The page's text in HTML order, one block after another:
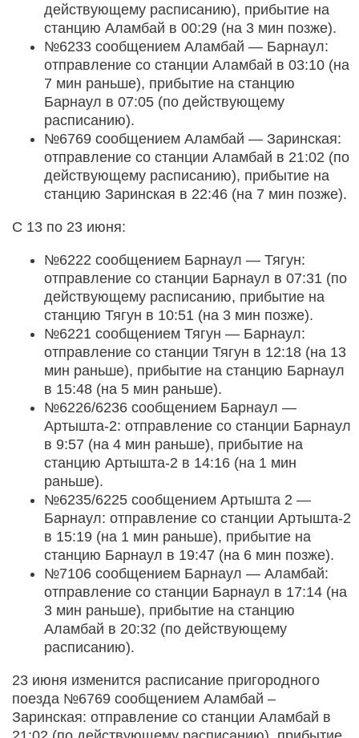
действующему расписанию), прибытие на
станцию Аламбай в 00:29 (на 3 мин позже).
№6233 сообщением Аламбай — Барнаул:
отправление со станции Аламбай в 03:10 (на
7 мин раньше), прибытие на станцию
Барнаул в 07:05 (по действующему
расписанию).
№6769 сообщением Аламбай — Заринская:
отправление со станции Аламбай в 21:02 (по
действующему расписанию), прибытие на
станцию Заринская в 22:46 (на 7 мин позже).
С 13 по 23 июня:
№6222 сообщением Барнаул — Тягун:
отправление со станции Барнаул в 07:31 (по
действующему расписанию, прибытие на
станцию Тягун в 10:51 (на 3 мин позже).
№6221 сообщением Тягун — Барнаул:
отправление со станции Тягун в 12:18 (на 13
мин раньше), прибытие на станцию Барнаул
в 15:48 (на 5 мин раньше).
№6226/6236 сообщением Барнаул —
Артышта-2: отправление со станции Барнаул
в 9:57 (на 4 мин раньше), прибытие на
станцию Артышта-2 в 14:16 (на 1 мин
раньше).
№6235/6225 сообщением Артышта 2 —
Барнаул: отправление со станции Артышта-2
в 15:19 (на 1 мин раньше), прибытие на
станцию Барнаул в 19:47 (на 6 мин позже).
№7106 сообщением Барнаул — Аламбай:
отправление со станции Барнаул в 17:14 (на
3 мин раньше), прибытие на станцию
Аламбай в 20:32 (по действующему
расписанию).
23 июня изменится расписание пригородного
поезда №6769 сообщением Аламбай –
Заринская: отправление со станции Аламбай в